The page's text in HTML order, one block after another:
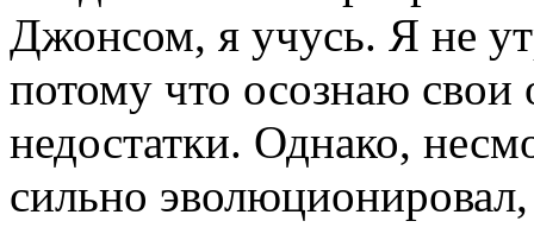
Джонсом, я учусь. Я не
потому что осознаю свои
недостатки. Однако,
сильно